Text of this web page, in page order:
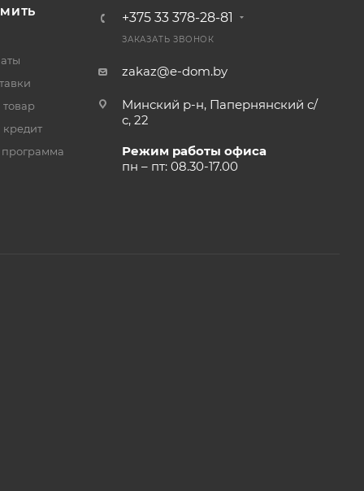
кредит
+375 33 378-28-81
ЗАКАЗАТЬ ЗВОНОК
zakaz@e-dom.by
Минский р-н, Папернянский с/
с, 22
Режим работы офиса
пн – пт: 08.30-17.00